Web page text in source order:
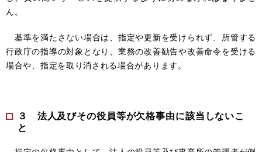
ん。
基準を満たさない場合は、指定や更新を受けられず、所管する
行政庁の指導の対象となり、業務の改善勧告や改善命令を受ける
場合や、指定を取り消される場合があります。
３ 法人及びその役員等が欠格事由に該当しないこ
と